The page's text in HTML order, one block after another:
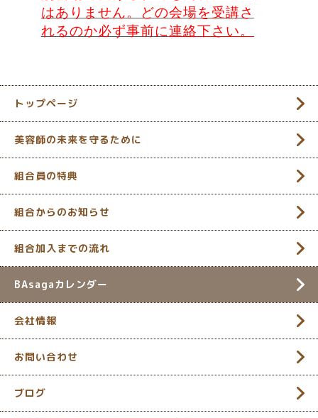
はありません。どの会場を受講さ
れるのか必ず事前に連絡下さい。
トップページ
美容師の未来を守るために
組合員の特典
組合からのお知らせ
組合加入までの流れ
BAsagaカレンダー
会社情報
お問い合わせ
ブログ